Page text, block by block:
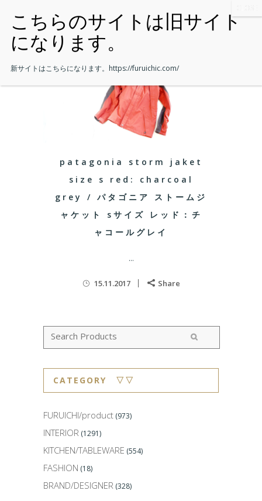
patagonia storm jaket
size s red: charcoal
grey / パタゴニア ストームジ
ャケット sサイズ レッド：チ
ャコールグレイ
...
15.11.2017 Share
CATEGORY ▽▽
FURUICHI/product (973)
INTERIOR (1291)
KITCHEN/TABLEWARE (554)
FASHION (18)
BRAND/DESIGNER (328)
新サイトはこちらになります。 https://furuichic.com/